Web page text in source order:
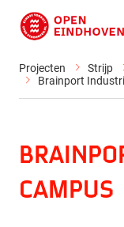
Direct naar de
Projecten Strijp
Brainport
Campus